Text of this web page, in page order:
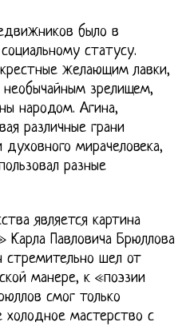
было в
статусу.
желающим лавки,
зрелищем,
народом. Агина,
различные грани
духовного мирачеловека,
разные
является картина
Павловича Брюллова
стремительно шел от
манере, к «поэзии
смог только
холодное мастерство с